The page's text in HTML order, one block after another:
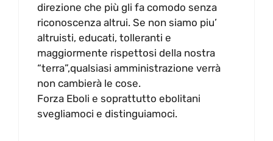
direzione che più gli fa comodo senza
riconoscenza altrui. Se non siamo piu’
altruisti, educati, tolleranti e
maggiormente rispettosi della nostra
“terra”,qualsiasi amministrazione verrà
non cambierà le cose.
Forza Eboli e soprattutto ebolitani
svegliamoci e distinguiamoci.